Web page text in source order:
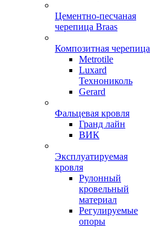
Цементно-песчаная
черепица Braas
Композитная черепица
Metrotile
Luxard
Технониколь
Gerard
Фальцевая кровля
Гранд лайн
ВИК
Эксплуатируемая
кровля
Рулонный
кровельный
материал
Регулируемые
опоры